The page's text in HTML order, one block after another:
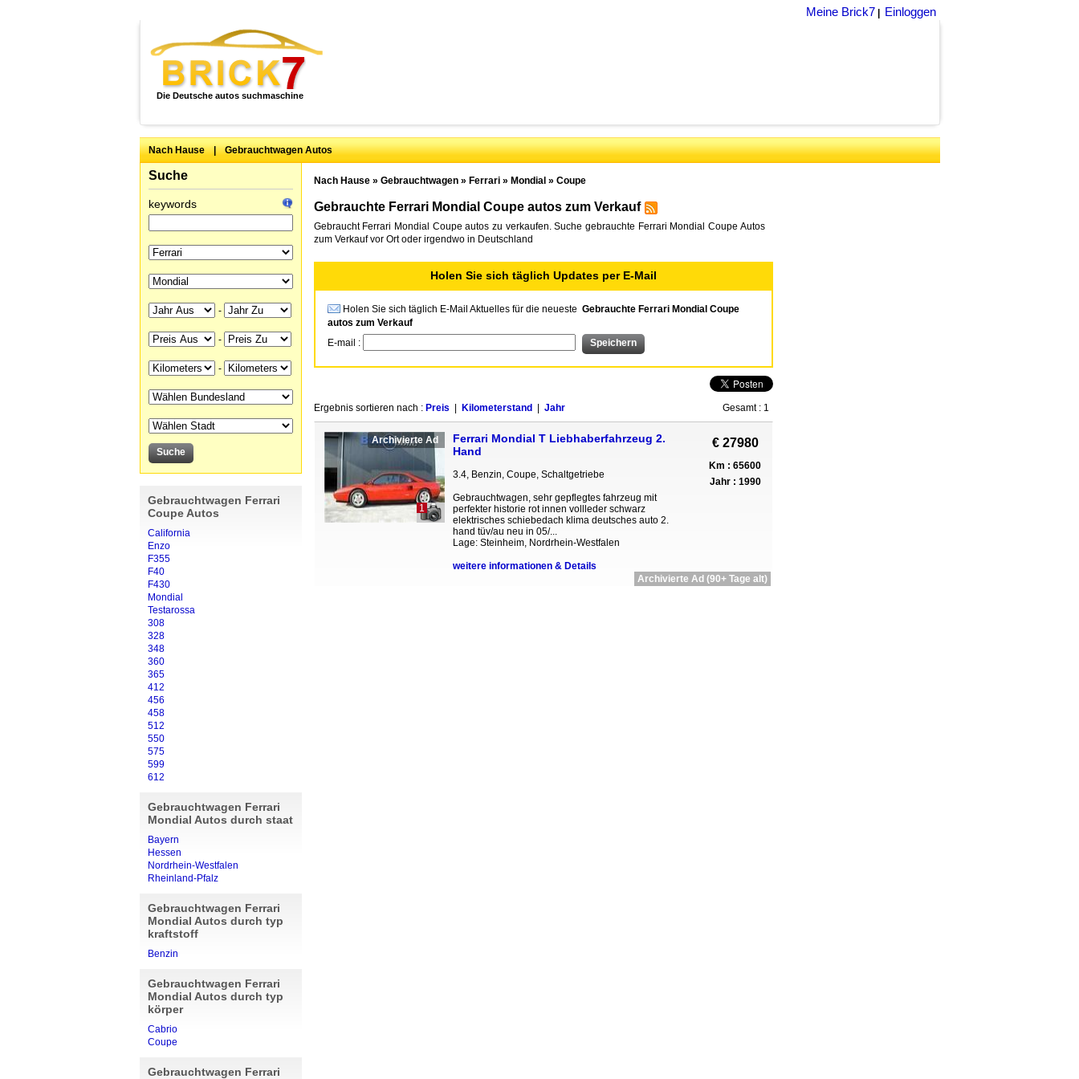
Meine Brick7 Einloggen
Die Deutsche autos suchmaschine
Nach Hause | Gebrauchtwagen Autos
Suche
keywords
-
-
-
Gebrauchtwagen Ferrari
Coupe Autos
California
Enzo
F355
F40
F430
Mondial
Testarossa
308
328
348
360
365
412
456
458
512
550
575
599
612
Gebrauchtwagen Ferrari
Mondial Autos durch staat
Bayern
Hessen
Nordrhein-Westfalen
Rheinland-Pfalz
Gebrauchtwagen Ferrari
Mondial Autos durch typ
kraftstoff
Benzin
Gebrauchtwagen Ferrari
Mondial Autos durch typ
körper
Cabrio
Coupe
Gebrauchtwagen Ferrari
Nach Hause» Gebrauchtwagen» Ferrari» Mondial » Coupe
Gebrauchte Ferrari Mondial Coupe autos zum Verkauf
Gebraucht Ferrari Mondial Coupe autos zu verkaufen. Suche gebrauchte Ferrari Mondial Coupe Autos
zum Verkauf vor Ort oder irgendwo in Deutschland
Holen Sie sich täglich Updates per E-Mail
Holen Sie sich täglich E-Mail Aktuelles für die neueste Gebrauchte Ferrari Mondial Coupe
autos zum Verkauf
E-mail :
Ergebnis sortieren nach : Preis Kilometerstand Jahr Gesamt : 1
Archivierte Ad
1
Ferrari Mondial T Liebhaberfahrzeug 2.
Hand
3.4, Benzin, Coupe, Schaltgetriebe
Gebrauchtwagen, sehr gepflegtes fahrzeug mit
perfekter historie rot innen vollleder schwarz
elektrisches schiebedach klima deutsches auto 2.
hand tüv/au neu in 05/...
Lage: Steinheim, Nordrhein-Westfalen
weitere informationen & Details
€ 27980
Km : 65600
Jahr : 1990
Archivierte Ad (90+ Tage alt)